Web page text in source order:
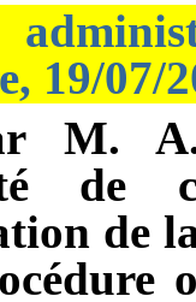
19/07/
M.
de
de